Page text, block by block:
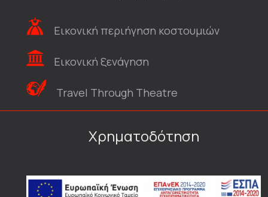
Εικονική περιήγηση κοστουμιών
Εικονική ξενάγηση
Travel Through Theatre
Χρηματοδότηση